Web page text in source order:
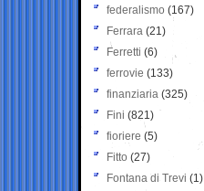
federalismo (167)
Ferrara (21)
Ferretti (6)
ferrovie (133)
finanziaria (325)
Fini (821)
fioriere (5)
Fitto (27)
Fontana di Trevi (1)